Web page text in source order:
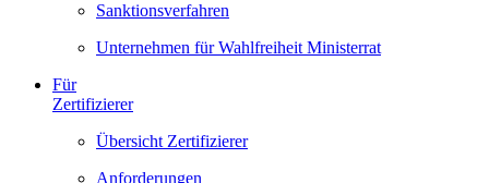
Sanktionsverfahren
Unternehmen für Wahlfreiheit Ministerrat
Für
Zertifizierer
Übersicht Zertifizierer
Anforderungen